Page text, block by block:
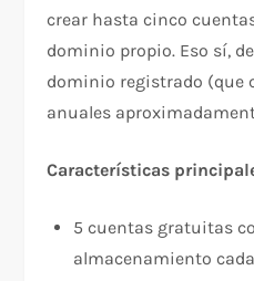
crear hasta cinco
dominio propio. Eso sí,
dominio registrado (que
anuales
Características
5 cuentas gratuitas
almacenamiento